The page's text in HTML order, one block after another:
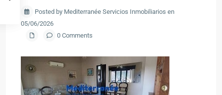
Posted by Mediterranée Servicios Inmobiliarios en
05/06/2026
0 Comments